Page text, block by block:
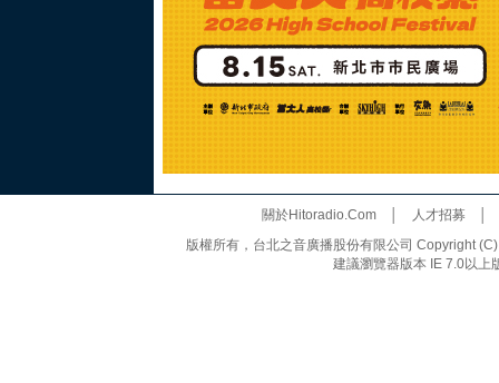
關於Hitoradio.Com│ 人才招募
版權所有，台北之音廣播股份有限公司 Copyright
建議瀏覽器版本 IE 7.0以上